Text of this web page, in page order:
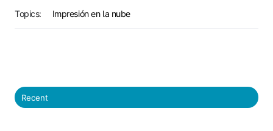
Topics: Impresión en la nube
Recent